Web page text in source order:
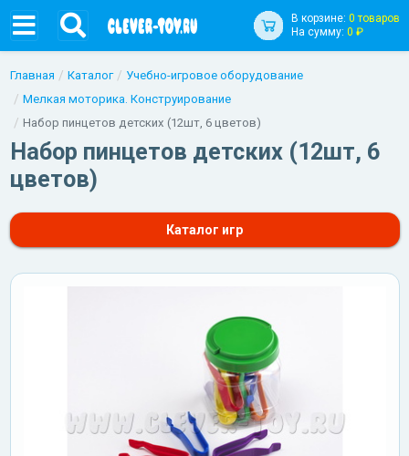
В корзине: 0 товаров
На сумму: 0 ₽
Главная Каталог
Учебно-игровое оборудование
Мелкая моторика. Конструирование
Набор пинцетов детских (12шт, 6 цветов)
Набор пинцетов детских (12шт, 6
цветов)
Каталог игр